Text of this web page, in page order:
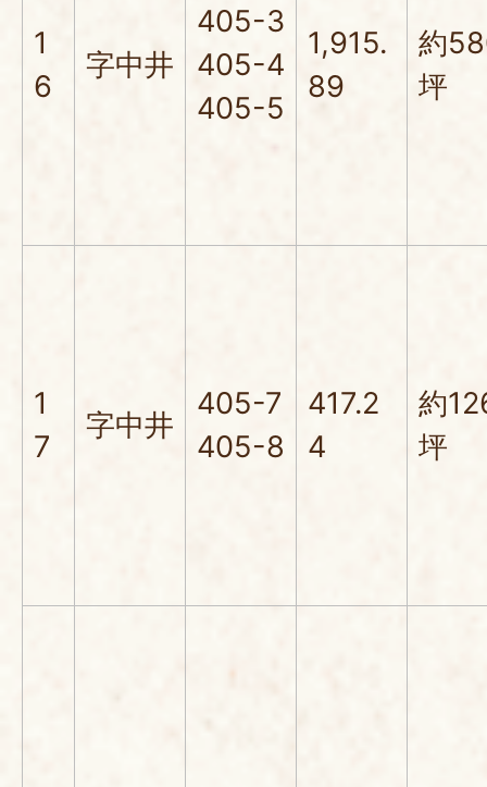
1
6
字中井
405-3
405-4
405-5
1,915.
89
約
坪
1
7
字中井
405-7
405-8
417.2
4
約
坪